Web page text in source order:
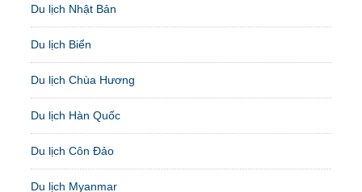
Du lịch Nhật Bản
Du lịch Biển
Du lịch Chùa Hương
Du lịch Hàn Quốc
Du lịch Côn Đảo
Du lịch Myanmar